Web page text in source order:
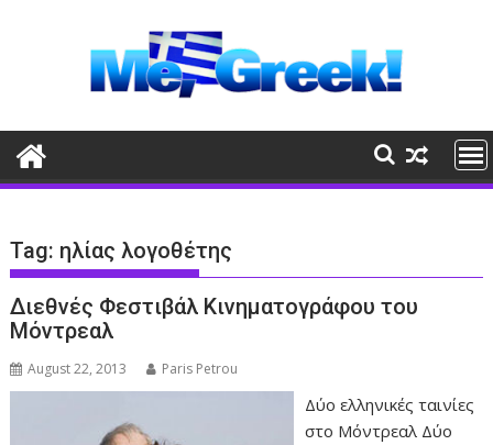
Tag: ηλίας λογοθέτης
Διεθνές Φεστιβάλ Κινηματογράφου του
Μόντρεαλ
August 22, 2013 Paris Petrou
Δύο ελληνικές ταινίες
στο Μόντρεαλ Δύο